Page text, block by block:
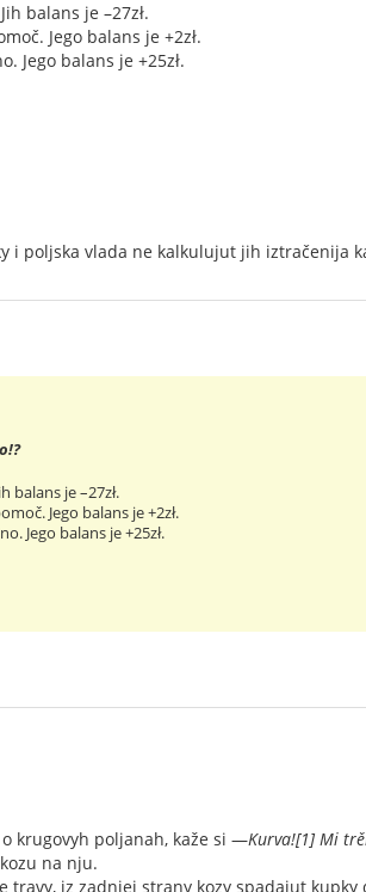
balans je –27zł.
Jego balans je +2zł.
Jego balans je +25zł.
i poljska vlada ne kalkulujut jih iztračenija
balans je –27zł.
Jego balans je +2zł.
Jego balans je +25zł.
krugovyh poljanah, kaže si —Kurva![1] Mi
na nju.
travy, iz zadnjej strany kozy spadajut